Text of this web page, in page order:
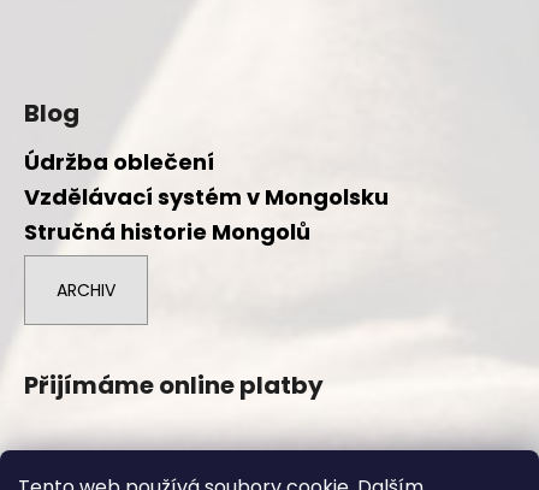
Blog
Údržba oblečení
Vzdělávací systém v Mongolsku
Stručná historie Mongolů
ARCHIV
Přijímáme online platby